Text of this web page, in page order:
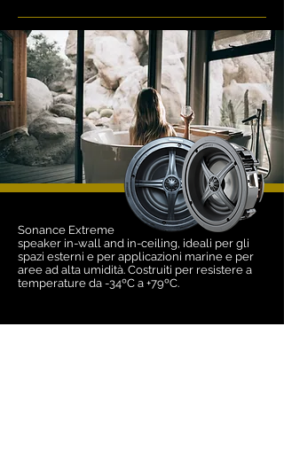
Sonance Extreme
speaker in-wall and in-ceiling, ideali per gli
spazi esterni e per applicazioni marine e per
aree ad alta umidità. Costruiti per resistere a
temperature da -34ºC a +79ºC.